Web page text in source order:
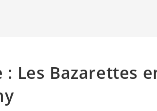
Les Bazarettes